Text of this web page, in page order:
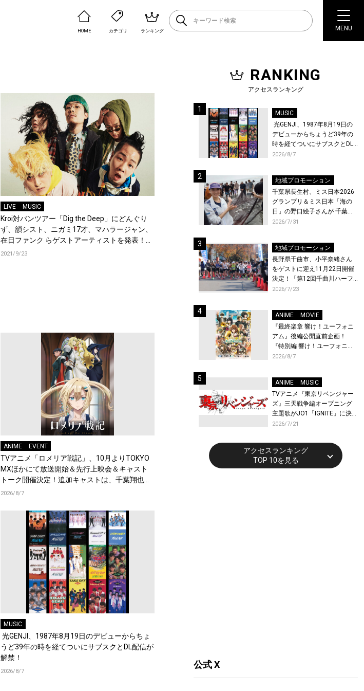
HOME カテゴリ ランキング MENU
LIVE MUSIC
Kroi対バンツアー「Dig the Deep」にどんぐり
ず、韻シスト、ニガミ17才、マハラージャン、
在日ファンク らゲストアーティストを発表！チ
ケット販売スタート！
2021/9/23
ANIME EVENT
TVアニメ「ロメリア戦記」、10月よりTOKYO
MXほかにて放送開始＆先行上映会＆キャスト
トーク開催決定！追加キャストは、千葉翔也、
梶原岳人、堀江瞬、綿貫竜之介！PV第1弾公
2026/8/7
MUSIC
光GENJI、1987年8月19日のデビューからちょ
うど39年の時を経てついにサブスクとDL配信が
解禁！
2026/8/7
RANKING
アクセスランキング
MUSIC
光GENJI、1987年8月19日の
デビューからちょうど39年の
時を経てついにサブスクとDL
配信が解禁！
2026/8/7
地域プロモーション
千葉県長生村、ミス日本2026
グランプリ＆ミス日本「海の
日」の野口絵子さんが 千葉県
唯一の村・長生村で地引網を
2026/7/31
地域プロモーション
長野県千曲市、小平奈緒さん
をゲストに迎え11月22日開催
決定！「第12回千曲川ハーフ
マラソン」エントリー受付開
2026/7/23
ANIME
MOVIE
『最終楽章 響け！ユーフォニ
アム』後編公開直前企画！
『特別編 響け！ユーフォニア
ム〜アンサンブルコンテス
映が決定！
2026/8/7
ANIME
MUSIC
TVアニメ『東京リベンジャー
ズ』三天戦争編オープニング
主題歌がJO1「IGNITE」に決
定！メンバー全員から喜びと
トが到着！9月に東京・大阪で
先行上映会を開催！
2026/7/21
アクセスランキング
TOP 10を見る
公式 X